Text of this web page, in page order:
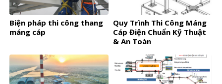
Biện pháp thi công thang
máng cáp
Quy Trình Thi Công Máng
Cáp Điện Chuẩn Kỹ Thuật
& An Toàn